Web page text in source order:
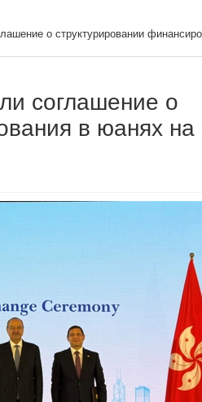
о структурировании
соглашение о
в юанях